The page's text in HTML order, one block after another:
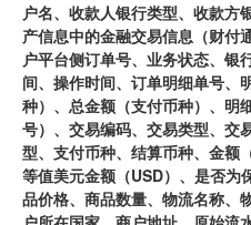
户名、收款人银行类型、收款方
产信息中的金融交易信息（财付
户平台侧订单号、业务状态、银
间、操作时间、订单明细单号、
种）、总金额（支付币种）、明
号）、交易编码、交易类型、交
型、支付币种、结算币种、金额
等值美元金额（USD）、是否为
品价格、商品数量、物流名称、